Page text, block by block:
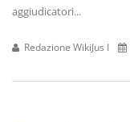
aggiudicatori...
Redazione WikiJus I